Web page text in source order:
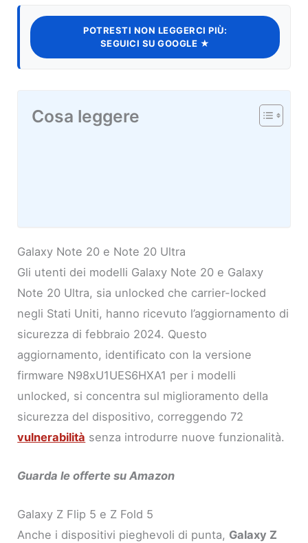
POTRESTI NON LEGGERCI PIÙ:
SEGUICI SU GOOGLE ★
Cosa leggere
Galaxy Note 20 e Note 20 Ultra
Gli utenti dei modelli Galaxy Note 20 e Galaxy
Note 20 Ultra, sia unlocked che carrier-locked
negli Stati Uniti, hanno ricevuto l’aggiornamento di
sicurezza di febbraio 2024. Questo
aggiornamento, identificato con la versione
firmware N98xU1UES6HXA1 per i modelli
unlocked, si concentra sul miglioramento della
sicurezza del dispositivo, correggendo 72
vulnerabilità senza introdurre nuove funzionalità.
Guarda le offerte su Amazon
Galaxy Z Flip 5 e Z Fold 5
Anche i dispositivi pieghevoli di punta, Galaxy Z